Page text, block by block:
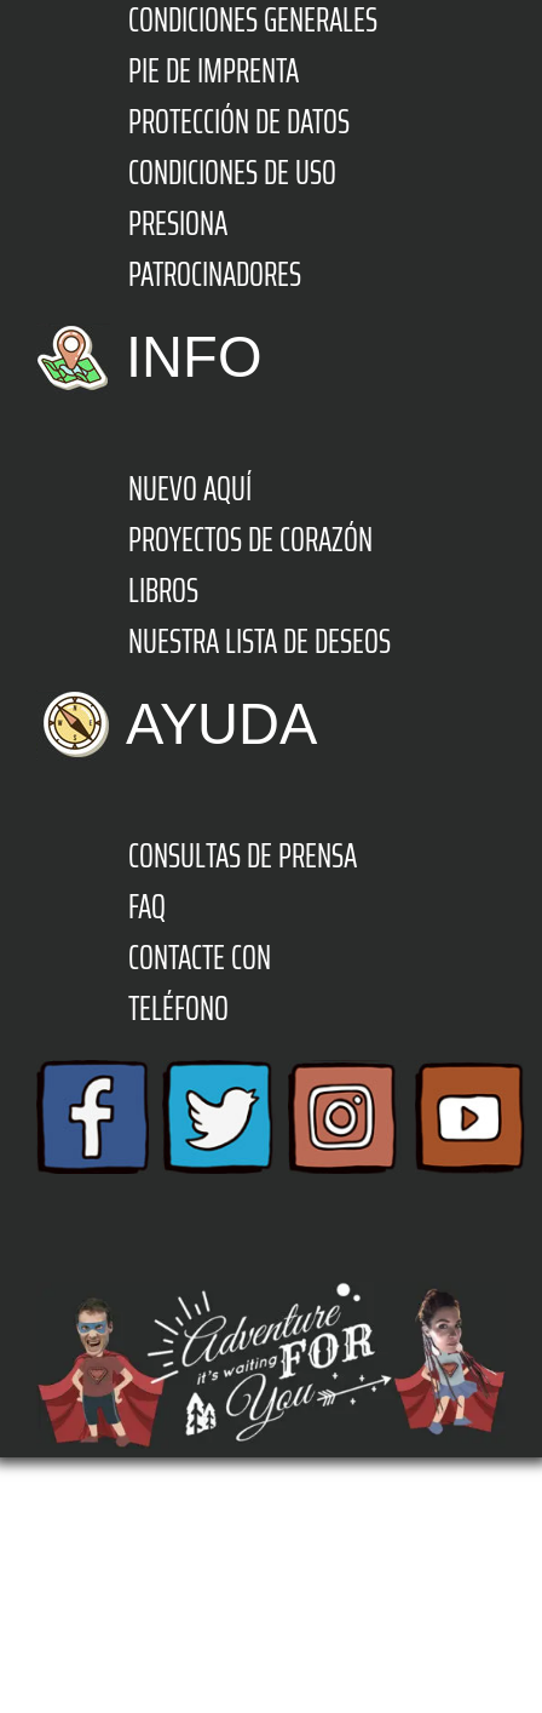
CONDICIONES GENERALES
PIE DE IMPRENTA
PROTECCIÓN DE DATOS
CONDICIONES DE USO
PRESIONA
PATROCINADORES
INFO
NUEVO AQUÍ
PROYECTOS DE CORAZÓN
LIBROS
NUESTRA LISTA DE DESEOS
AYUDA
CONSULTAS DE PRENSA
FAQ
CONTACTE CON
TELÉFONO